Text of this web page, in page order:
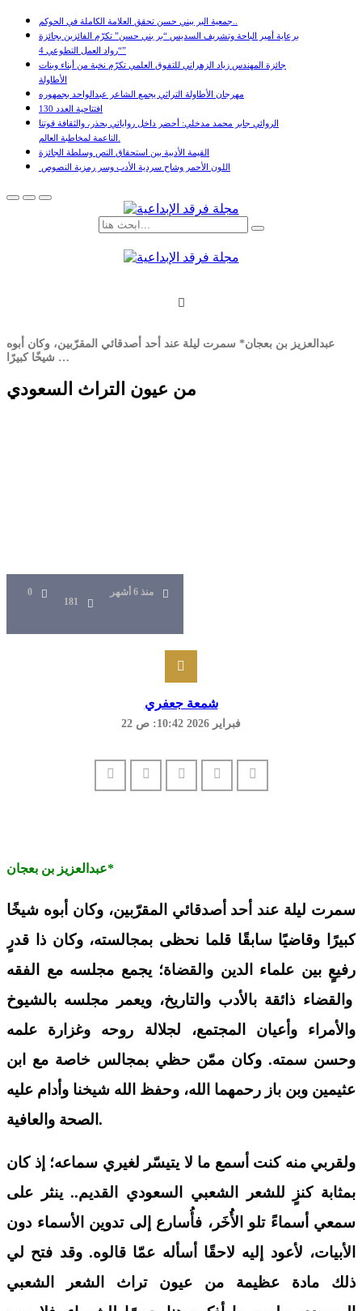
برعاية أمير الباحة وتشريف السديس “بر بني حسن” تكرّم الفائزين بجائزة
“رواد العمل التطوعي 4”
جائزة المهندس زياد الزهراني للتفوق العلمي تكرّم نخبة من أبناء وبنات
الأطاولة
مهرجان الأطاولة التراثي يجمع الشاعر عبدالواحد بجمهوره
افتتاحية العدد 130
الروائي جابر محمد مدخلي: أحضر داخل رواياتي بحذر، والثقافة قوتنا
القيمة الأدبية بين استحقاق النص وسلطة الجائزة
​ اللون الأحمر وشاح سردية الأدب وسر رمزية النصوص
عبدالعزيز بن بعجان* سمرت ليلة عند أحد أصدقائي المقرّبين، وكان أبوه
شيخًا كبيرًا …
من عيون التراث السعودي
منذ 6 أشهر
181
0
شمعة جعفري
22 فبراير 2026 10:42: ص
عبدالعزيز بن بعجان*
سمرت ليلة عند أحد أصدقائي المقرّبين، وكان أبوه شيخًا
كبيرً
وقاضيًا سابقًا قلما نحظى بمجالسته، وكان ذا قدرٍ
رفيعٍ بين علماء الدين والقضاة؛يجمع مجلسهمع الفقه
والقضاء ذائقة بالأدبوالتاريخ، ويعمر مجلسه بالشيوخ
والأمراء وأعيان المجتمع، لجلالة روحه وغزارة علمه
وحسن سمته. وكان ممن حظي بمجالس خاصة مع ابن
عثيمين وبن باز رحمهما الله، وحفظ الله شيخنا وأدام عليه
الصحة والعافية.
ولقربي منه كنت أسمع ما لا يتيسر لغيري سماعه؛ إذ كان
بمثابة كنزٍ للشعر الشعبي
السعودي القديم..ينثر على
سمعي أسماءً تلو الأُخَر، فأُسارع إلى تدوين الأسماء دون
الأبيات، لأعود إليه لاحقًا أسأله عمّا قالوه. وقد فتح لي
ذلك مادة عظيمة من عيون تراث الشعر الشعبي